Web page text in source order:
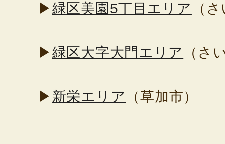
▶緑区美園5丁目エリア （
▶緑区大字大門エリア （さ
▶ 新栄エリア （草加市）